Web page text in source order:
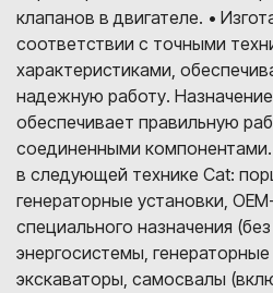
клапанов в двигателе. •
соответствии с точными
характеристиками,
надежную работу.
обеспечивает правильную
соединенными
в следующей технике Cat:
генераторные установки,
специального назначения
энергосистемы,
экскаваторы, самосвалы